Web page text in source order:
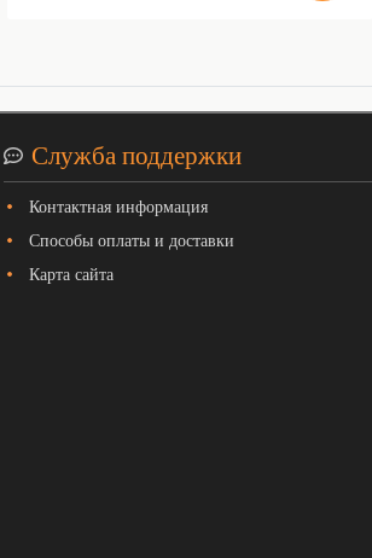
Служба поддержки
Контактная информация
Способы оплаты и доставки
Карта сайта